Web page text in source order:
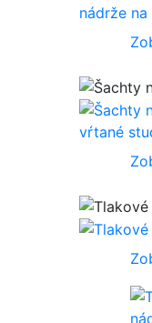
nádrže na
vŕtané